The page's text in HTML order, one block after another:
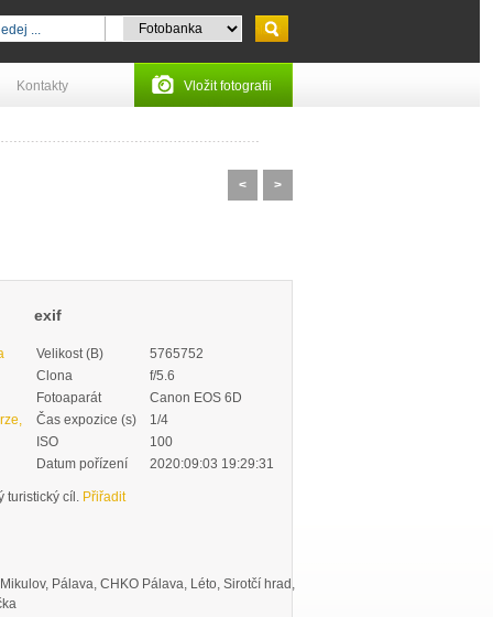
Kontakty Vložit fotografii
< >
exif
Velikost (B)
5765752
Clona
f/5.6
Fotoaparát
Canon EOS 6D
Čas expozice (s)
1/4
ISO
100
Datum pořízení
2020:09:03 19:29:31
turistický cíl. Přiřadit
Pálava, CHKO Pálava, Léto, Sirotčí hrad,